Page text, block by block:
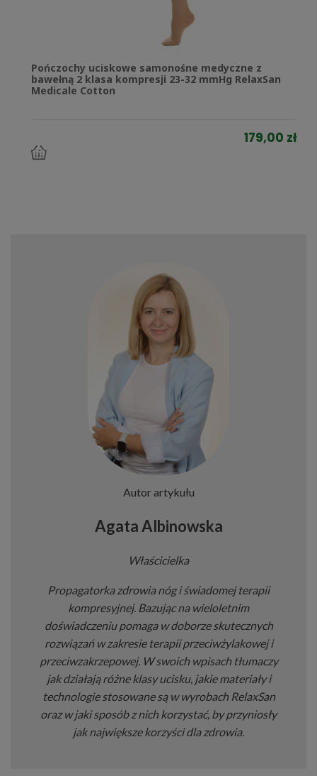
Pończochy uciskowe samonośne medyczne z
bawełną 2 klasa kompresji 23-32 mmHg RelaxSan
Medicale Cotton
179,00 zł
do
Autor artykułu
Agata Albinowska
Właścicielka
Propagatorka zdrowia nóg i świadomej terapii
kompresyjnej. Bazując na wieloletnim
doświadczeniu pomaga w doborze skutecznych
rozwiązań w zakresie terapii przeciwżylakowej i
przeciwzakrzepowej. W swoich wpisach tłumaczy
jak działają różne klasy ucisku, jakie materiały i
technologie stosowane są w wyrobach RelaxSan
oraz w jaki sposób z nich korzystać, by przyniosły
jak największe korzyści dla zdrowia.